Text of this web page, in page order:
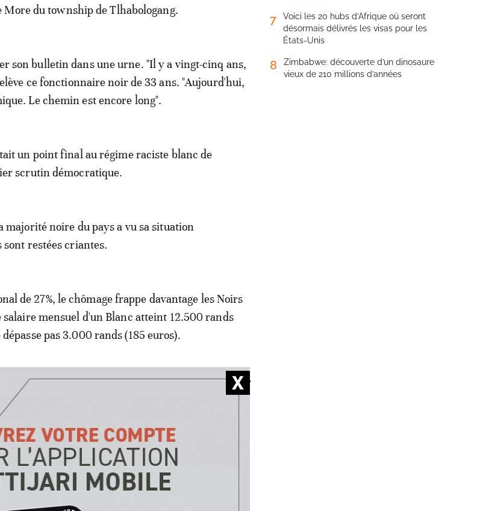
More du township de Tlhabologang.
son bulletin dans une urne. "Il y a vingt-cinq ans,
ce fonctionnaire noir de 33 ans. "Aujourd'hui,
Le chemin est encore long".
un point final au régime raciste blanc de
scrutin démocratique.
majorité noire du pays a vu sa situation
restées criantes.
de 27%, le chômage frappe davantage les Noirs
salaire mensuel d'un Blanc atteint 12.500 rands
pas 3.000 rands (185 euros).
des têtes d'affiche du 8
et le Populiste
autre électeur noir de Coligny, Katlego Dikupe.
ajoute ce chômeur de 20 ans. "Je
7
Voici les 20 hubs d’Afrique où seront
désormais délivrés les visas pour les
États-Unis
8
Zimbabwe: découverte d’un dinosaure
vieux de 210 millions d’années